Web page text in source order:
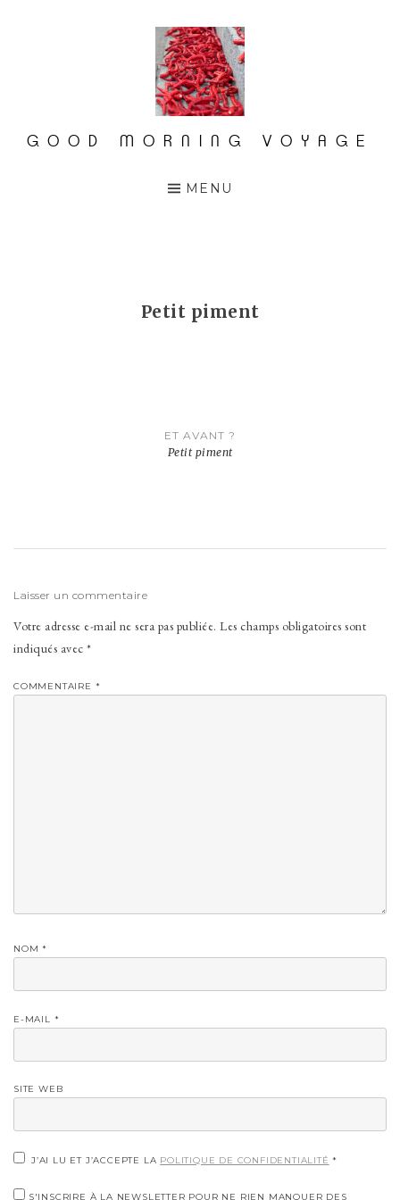
GOOD MORNING VOYAGE
MENU
Petit piment
ET AVANT ?
Petit piment
Laisser un commentaire
Votre adresse e-mail ne sera pas publiée. Les champs obligatoires sont
indiqués avec *
COMMENTAIRE *
NOM *
E-MAIL *
SITE WEB
J’AI LU ET J’ACCEPTE LA POLITIQUE DE CONFIDENTIALITÉ *
S'INSCRIRE À LA NEWSLETTER POUR NE RIEN MANQUER DES